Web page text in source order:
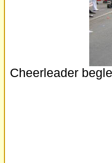
Cheerleader